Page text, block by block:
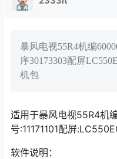
暴风电视55R4机编
序30173303配屏
机包
适用于暴风电视55R4机
号:11171101配屏
软件说明：